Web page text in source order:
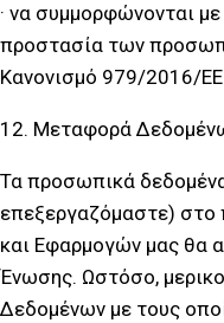
· να συμμορφώνονται
προστασία των
Κανονισμό 979/2016/
12. Μεταφορά
Τα προσωπικά
επεξεργαζόμαστε)
και Εφαρμογών μας θα
Ένωσης. Ωστόσο,
Δεδομένων με τους